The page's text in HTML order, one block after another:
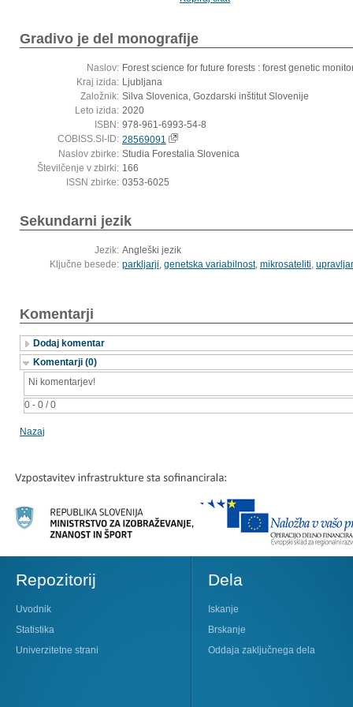
Gradivo je del monografije
Naslov: Forest science for future forests : forest genetic
Kraj izida: Ljubljana
Založnik: Silva Slovenica, Gozdarski inštitut Slovenije
Leto izida: 2020
ISBN: 978-961-6993-54-8
COBISS.SI-ID: 28569091
Naslov zbirke: Studia Forestalia Slovenica
Številčenje v zbirki: 166
ISSN zbirke: 0353-6025
Sekundarni jezik
Jezik: Angleški jezik
Ključne besede: parkljarji, genetska variabilnost, mikrosateliti,
Komentarji
Dodaj komentar
Komentarji (0)
0 - 0 / 0
Ni komentarjev!
Nazaj
Repozitorij
Uvodnik
Statistika
Univerzitetne strani
Dela
Iskanje
Brskanje
Oddaja zaključnega dela